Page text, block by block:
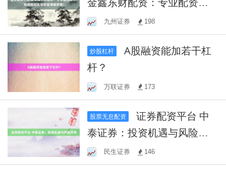
务，助您轻松实现财富增值
梦想！
九州证券 198
炒股杠杆
A股融资能加若干杠
杆？
万联证券 173
股票无息配资
证券配资平台 中
泰证券：投资机遇与风险并
存
民生证券 146